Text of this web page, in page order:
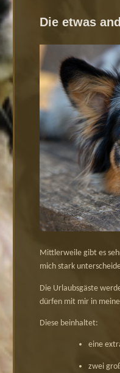
Die etwas
Mittlerweile gibt es
mich stark
Die Urlaubsgäste
dürfen mit mir in
Diese beinhaltet:
eine
zwei